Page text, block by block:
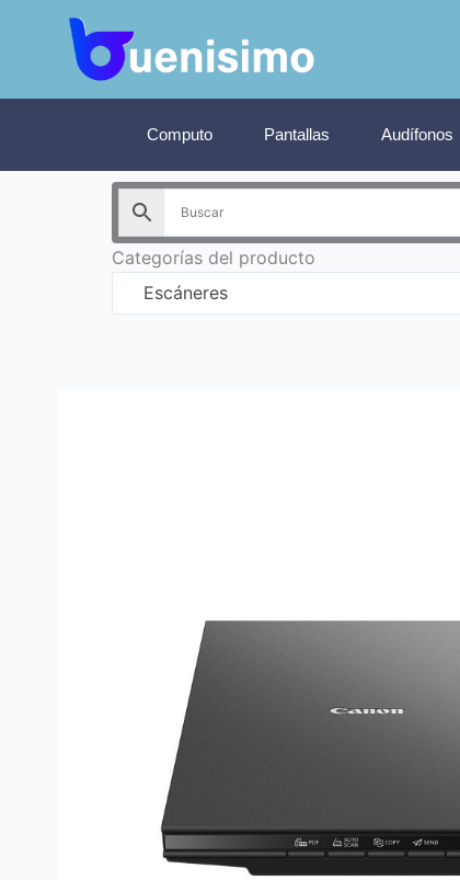
contenido
Computo Pantallas Audífonos
Categorías del producto
Escáneres